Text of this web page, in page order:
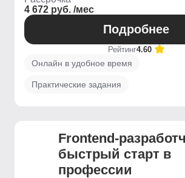
4 672 руб. /мес
Подробнее
Рейтинг4.60
Онлайн в удобное время
Практические задания
Frontend-
быстрый старт в
профессии